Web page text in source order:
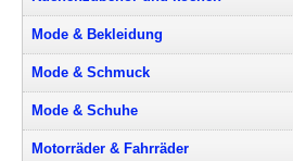
Mode & Bekleidung
Mode & Schmuck
Mode & Schuhe
Motorräder & Fahrräder